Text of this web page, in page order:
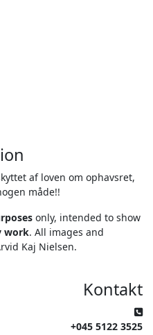
af loven om ophavsret,
måde!!
only, intended to show
work. All images and
Kaj Nielsen.
Kontakt
+045 5122 3525